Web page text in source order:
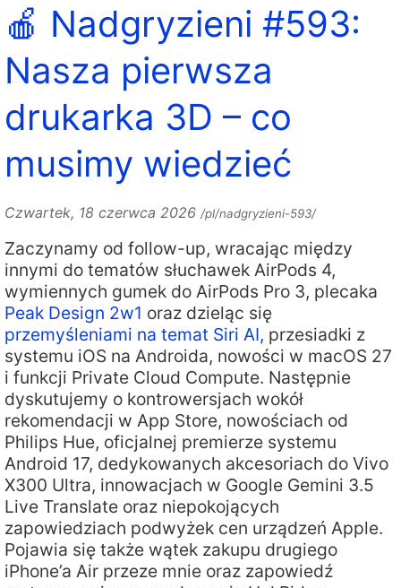
🍎 Nadgryzieni #593:
Nasza pierwsza
drukarka 3D – co
musimy wiedzieć
Czwartek, 18 czerwca 2026 /pl/nadgryzieni-593/
Zaczynamy od follow-up, wracając między
innymi do tematów słuchawek AirPods 4,
wymiennych gumek do AirPods Pro 3, plecaka
Peak Design 2w1 oraz dzieląc się
przemyśleniami na temat Siri AI, przesiadki z
systemu iOS na Androida, nowości w macOS 27
i funkcji Private Cloud Compute. Następnie
dyskutujemy o kontrowersjach wokół
rekomendacji w App Store, nowościach od
Philips Hue, oficjalnej premierze systemu
Android 17, dedykowanych akcesoriach do Vivo
X300 Ultra, innowacjach w Google Gemini 3.5
Live Translate oraz niepokojących
zapowiedziach podwyżek cen urządzeń Apple.
Pojawia się także wątek zakupu drugiego
iPhone’a Air przeze mnie oraz zapowiedź